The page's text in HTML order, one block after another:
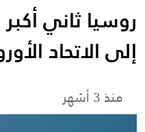
روسيا ثاني
إلى الاتحاد
منذ 3 أشهر